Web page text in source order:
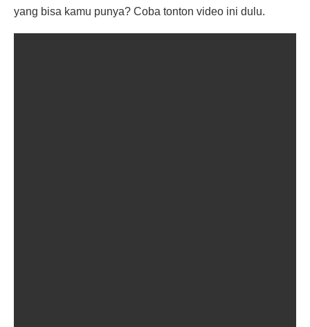
yang bisa kamu punya? Coba tonton video ini dulu.